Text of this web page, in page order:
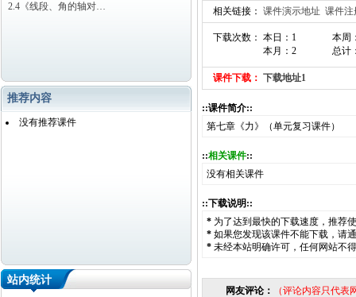
2.4《线段、角的轴对…
推荐内容
没有推荐课件
站内统计
相关链接： 课件演示地址 课件注
下载次数： 本日：1
本月：2
本周
总计
课件下载： 下载地址1
::课件简介::
第七章《力》（单元复习课件）
::相关课件::
没有相关课件
::下载说明::
* 为了达到最快的下载速度，推荐
* 如果您发现该课件不能下载，请
* 未经本站明确许可，任何网站不
网友评论： （评论内容只代